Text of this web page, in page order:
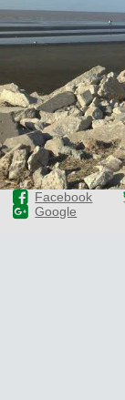
Facebook
Google